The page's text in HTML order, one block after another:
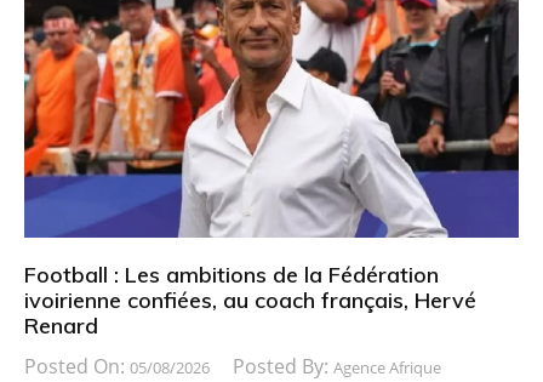
Football : Les ambitions de la Fédération
ivoirienne confiées, au coach français, Hervé
Renard
Posted On: 05/08/2026 Posted By: Agence Afrique